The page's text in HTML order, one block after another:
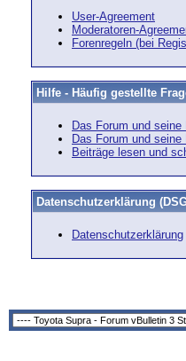
User-Agreement
Moderatoren-
Forenregeln (bei
Hilfe - Häufig gestellte
Das Forum und seine
Das Forum und seine
Beiträge lesen und
Datenschutzerklärung
Datenschutzerklärung